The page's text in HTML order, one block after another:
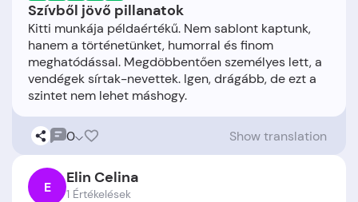
Szívből jövő pillanatok
Kitti munkája példaértékű. Nem sablont kaptunk,
hanem a történetünket, humorral és finom
meghatódással. Megdöbbentően személyes lett, a
vendégek sírtak-nevettek. Igen, drágább, de ezt a
0 Show translation
E Elin Celina
1 Értékelések